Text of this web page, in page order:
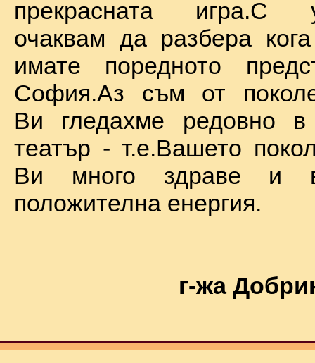
прекрасната игра.С
очаквам да разбера
имате поредното
София.Аз съм от
Ви гледахме редовно
театър - т.е.Вашето
Ви много здраве и
положителна енергия.
г-жа